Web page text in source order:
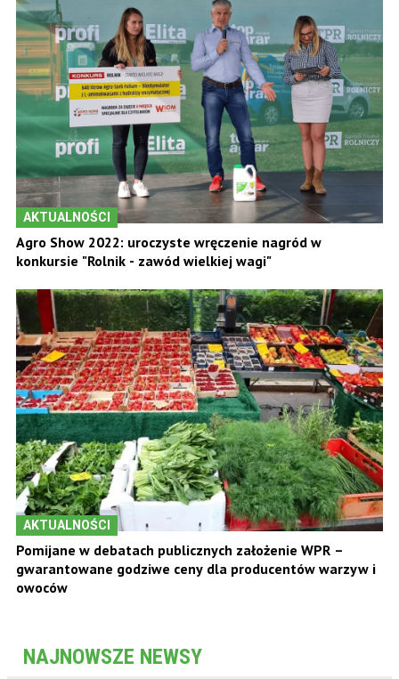
AKTUALNOŚCI
Agro Show 2022: uroczyste wręczenie nagród w
konkursie "Rolnik - zawód wielkiej wagi"
AKTUALNOŚCI
Pomijane w debatach publicznych założenie WPR –
gwarantowane godziwe ceny dla producentów warzyw i
owoców
NAJNOWSZE NEWSY